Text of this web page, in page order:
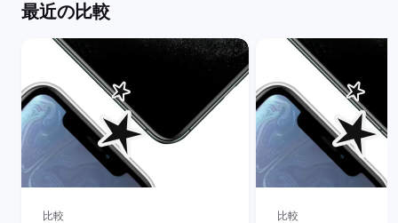
最近の比較
比較 比較